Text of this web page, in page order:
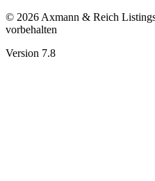
© 2026 Axmann & Reich
vorbehalten
Version 7.8